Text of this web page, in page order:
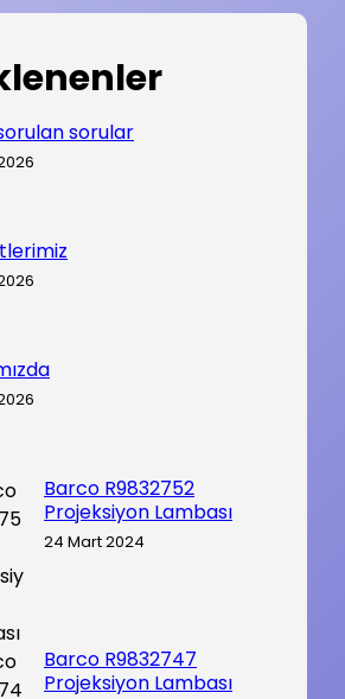
sorular
Barco R9832752
Projeksiyon Lambası
24 Mart 2024
Barco R9832747
Projeksiyon Lambası